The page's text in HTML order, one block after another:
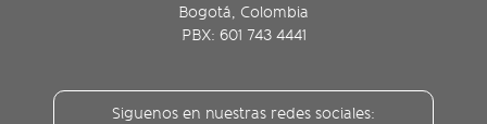
Bogotá, Colombia
PBX: 601 743 4441
Siguenos en nuestras redes sociales: